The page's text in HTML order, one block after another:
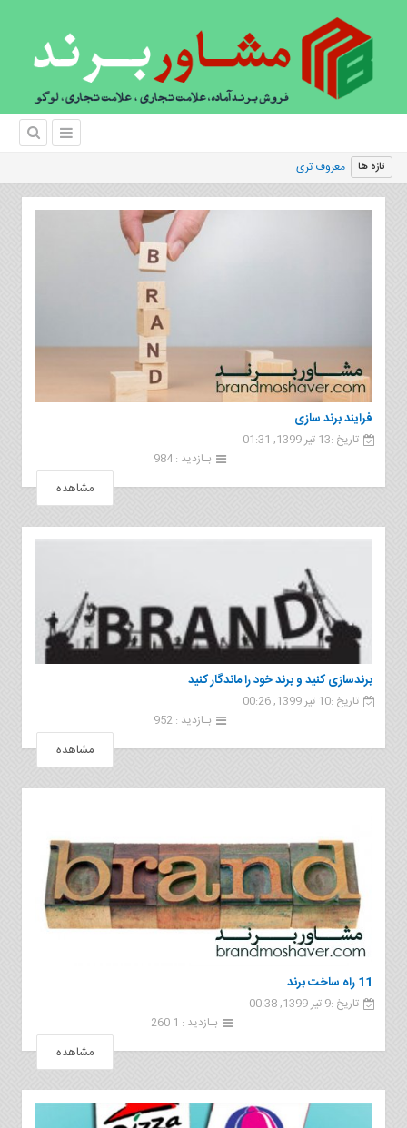
تازه ها معروف ترین برند های لباس
فرایند برند سازی
تاریخ :13 تیر 1399, 01:31
بـازدید : 984
مشاهده
برندسازی کنید و برند خود را ماندگار کنید
تاریخ :10 تیر 1399, 00:26
بـازدید : 952
مشاهده
11 راه ساخت برند
تاریخ :9 تیر 1399, 00:38
بـازدید : 1 260
مشاهده